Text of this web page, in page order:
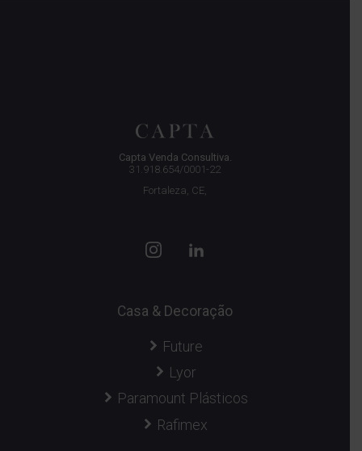
Capta Venda Consultiva.
31.918.654/0001-22
Fortaleza, CE,
Casa & Decoração
Future
Lyor
Paramount Plásticos
Rafimex